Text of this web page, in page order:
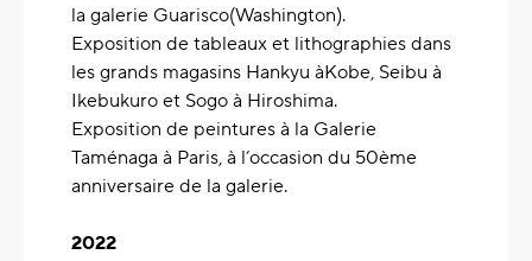
la galerie Guarisco(Washington).
Exposition de tableaux et lithographies dans
les grands magasins Hankyu àKobe, Seibu à
Ikebukuro et Sogo à Hiroshima.
Exposition de peintures à la Galerie
Taménaga à Paris, à l’occasion du 50ème
anniversaire de la galerie.
2022